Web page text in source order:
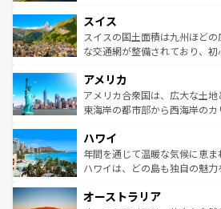
れる地方に足を運ぶとそれぞれ
きるだろう。 なお、新着
を参照してほしい。
は、お酒好きな人にはぜひ体験してほし
ドイツ情報はコンテンツ一覧を
リアごとに異なる魅力がある。
ティー、ビール好きにはたま
戦など、本場だからこそでき
ンツ一覧を参照してほしい。
スイス
スイスの国土面積は九州ほど
な交通網が整備されており、
の建物がそのまま残る町や、ス
博物館もあり、アルプス観光だ
ことができる。国民の所得が
ば市内交通費無料で観光を楽しむこ
着のスイス情報はコンテンツ一
アメリカ
アメリカ合衆国は、広大な土地
東海岸の都市部から西海岸の
のような巨大都市は、観光、シ
ンメントが詰まった刺激的な
西部には大自然が広がり、グ
部のニューオーリンズでは、音
ハワイ
年間を通じて温暖な気候に恵
ハワイは、どの島も独自の魅
ワイ島は見逃せない。また、定
オーストラリア